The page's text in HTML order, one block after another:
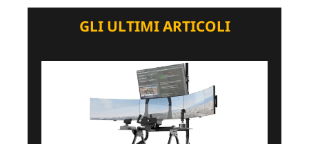
GLI ULTIMI ARTICOLI